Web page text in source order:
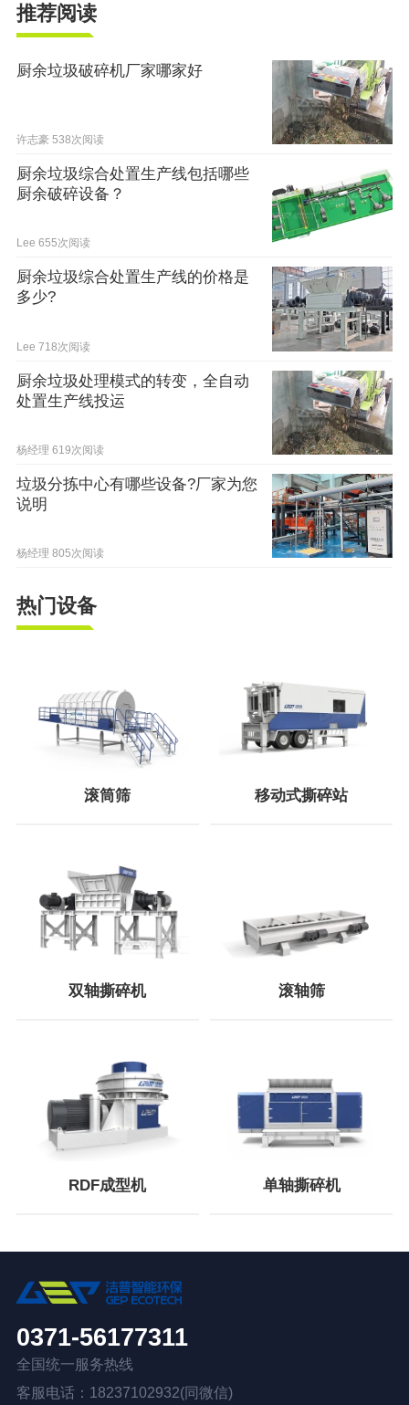
推荐阅读
厨余垃圾破碎机厂家哪家好
许志豪 538次阅读
厨余垃圾综合处置生产线包括哪些
厨余破碎设备？
Lee 655次阅读
厨余垃圾综合处置生产线的价格是
多少?
Lee 718次阅读
厨余垃圾处理模式的转变，全自动
处置生产线投运
杨经理 619次阅读
垃圾分拣中心有哪些设备?厂家为您
说明
杨经理 805次阅读
热门设备
滚筒筛 移动式撕碎站
双轴撕碎机 滚轴筛
RDF成型机 单轴撕碎机
0371-56177311
全国统一服务热线
客服电话：18237102932(同微信)